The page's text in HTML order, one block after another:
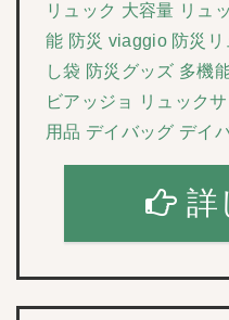
リュック 大容量 リュ
能 防災 viaggio 防災
し袋 防災グッズ 多機
ビアッジョ リュック
用品 デイバッグ デイ
詳